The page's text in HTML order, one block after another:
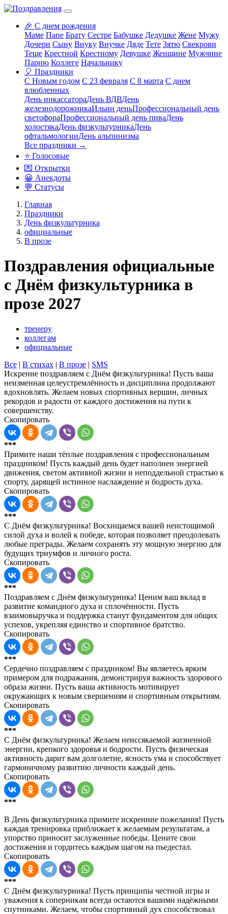
🎉 С днем рождения
Маме Папе Брату Сестре Бабушке Дедушке Жене Мужу
Дочери Сыну Внуку Внучке Дяде Тете Зятю Свекрови
Теще Крестной Крестному Девушке Женщине Мужчине
Парню Коллеге Начальнику
🎈 Праздники
С Новым годом С 23 февраля С 8 марта С днем
влюбленных
День инкассатораДень ВДВДень
железнодорожникаИльин деньПрофессиональный день
светофораПрофессиональный день пиваДень
холостякаДень физкультурникаДень
офтальмологииДень альпинизма
Все праздники →
⭐ Голосовые
💌 Открытки
😀 Анекдоты
💬 Статусы
Главная
Праздники
День физкультурника
официальные
В прозе
Поздравления официальные
с Днём физкультурника в
прозе 2027
тренеру
коллегам
официальные
Все | В стихах | В прозе | SMS
Искренне поздравляем с Днём физкультурника! Пусть ваша
неизменная целеустремлённость и дисциплина продолжают
вдохновлять. Желаем новых спортивных вершин, личных
рекордов и радости от каждого достижения на пути к
совершенству.
Скопировать
***
Примите наши тёплые поздравления с профессиональным
праздником! Пусть каждый день будет наполнен энергией
движения, светом активной жизни и неподдельной страстью к
спорту, дарящей истинное наслаждение и бодрость духа.
Скопировать
***
С Днём физкультурника! Восхищаемся вашей неистощимой
силой духа и волей к победе, которая позволяет преодолевать
любые преграды. Желаем сохранять эту мощную энергию для
будущих триумфов и личного роста.
Скопировать
***
Поздравляем с Днём физкультурника! Ценим ваш вклад в
развитие командного духа и сплочённости. Пусть
взаимовыручка и поддержка станут фундаментом для общих
успехов, укрепляя единство и спортивное братство.
Скопировать
***
Сердечно поздравляем с праздником! Вы являетесь ярким
примером для подражания, демонстрируя важность здорового
образа жизни. Пусть ваша активность мотивирует
окружающих к новым свершениям и спортивным открытиям.
Скопировать
***
С Днём физкультурника! Желаем неиссякаемой жизненной
энергии, крепкого здоровья и бодрости. Пусть физическая
активность дарит вам долголетие, ясность ума и способствует
гармоничному развитию личности каждый день.
Скопировать
***
В День физкультурника примите искренние пожелания! Пусть
каждая тренировка приближает к желаемым результатам, а
упорство приносит заслуженные победы. Цените свои
достижения и гордитесь каждым шагом на пьедестал.
Скопировать
***
С Днём физкультурника! Пусть принципы честной игры и
уважения к соперникам всегда остаются вашими надёжными
спутниками. Желаем, чтобы спортивный дух способствовал